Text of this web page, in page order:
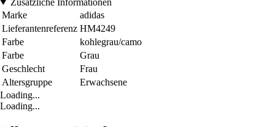
Marke
adidas
Lieferantenreferenz HM4249
Farbe
kohlegrau/camo
Farbe
Grau
Geschlecht
Frau
Altersgruppe
Erwachsene
Loading...
Loading...